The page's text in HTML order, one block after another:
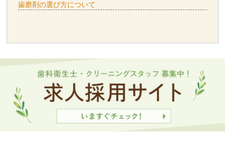
歯磨剤の選び方について